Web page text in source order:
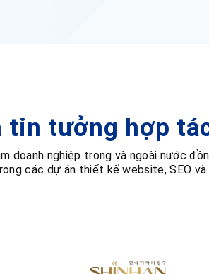
tin tưởng hợp
doanh nghiệp trong và ngoài nước
các dự án thiết kế website, SEO